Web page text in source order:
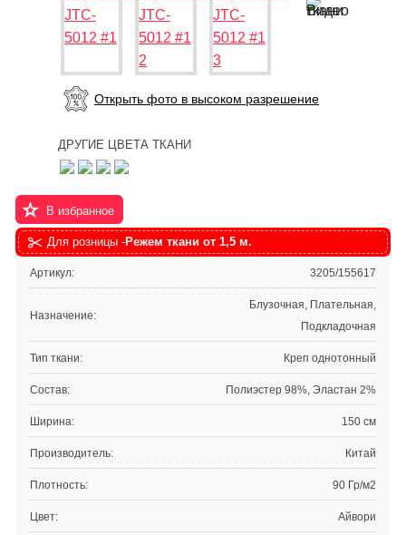
Открыть фото в высоком разрешение
ДРУГИЕ ЦВЕТА ТКАНИ
В избранное
Для розницы -Режем ткани от 1,5 м.
Артикул: 3205/155617
Назначение:
Блузочная, Плательная,
Подкладочная
Тип ткани: Креп однотонный
Состав: Полиэстер 98%, Эластан 2%
Ширина: 150 см
Производитель: Китай
Плотность: 90 Гр/м2
Цвет: Айвори